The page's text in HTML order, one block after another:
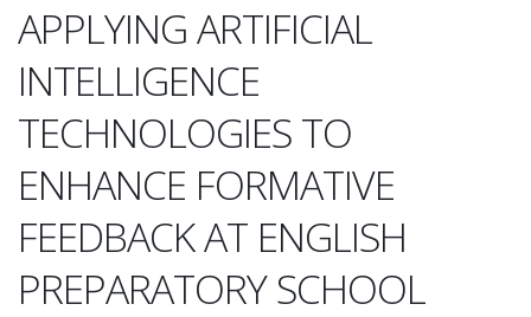
APPLYING ARTIFICIAL
INTELLIGENCE
TECHNOLOGIES TO
ENHANCE FORMATIVE
FEEDBACK AT ENGLISH
PREPARATORY SCHOOL